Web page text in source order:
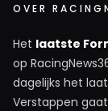
OVER
Het laatste
op
dagelijks het
Verstappen